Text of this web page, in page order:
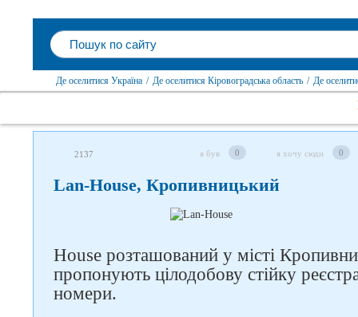
Де оселитися Україна / Де оселитися Кіровоградська область / Де
2137 я був 0 я хочу сюди 0
Lan-House, Кропивницький
House розташований у місті
пропонують цілодобову стійку
номери.
Слідкуйте за нами в